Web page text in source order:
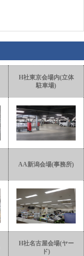
H社東京会場内(立体
駐車場)
AA新潟会場(事務所)
H社名古屋会場(ヤー
ド)